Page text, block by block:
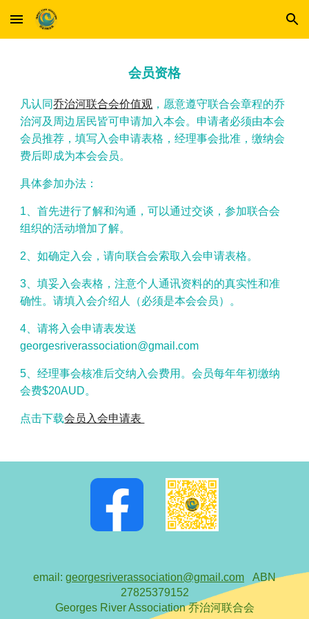
Skip to main content Skip to navigation
会员资格
凡认同乔治河联合会价值观 ， 愿意遵守联合会章程的乔
治河及周边居民皆可申请加入本会。申请者必须由本会
会员推荐，填写入会申请表格，经理事会批准，缴纳会
费后即成为本会会员。
具体参加办法：
1、首先进行了解和沟通，可以通过交谈，参加联合会
组织的活动增加了解。
2、如确定入会，请向联合会索取入会申请表格。
3、填妥入会表格，注意个人通讯资料的的真实性和准
确性。请填入会介绍人（必须是本会会员）。
4、请将入会申请表发送
georgesriverassociation@gmail.com
5、经理事会核准后交纳入会费用。会员每年年初缴纳
会费$20AUD。
点击下载会员入会申请表
email: georgesriverassociation@gmail.com
ABN
27825379152
Georges River Association 乔治河联合会